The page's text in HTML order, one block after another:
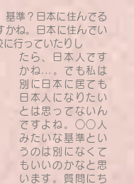
基準？日本に住んでる
かね。日本に住んでい
に行っていたりし
たら、日本人です
かね...。でも私は
別に日本に居ても
日本人になりたい
とは思ってないん
ですよね。○○人
みたいな基準とい
うのは別になくて
もいいのかなと思
います。質問にち